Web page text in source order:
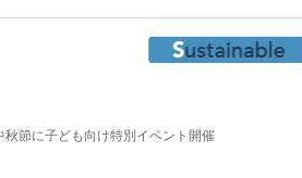
秋節に子ども向け特別イベント開催